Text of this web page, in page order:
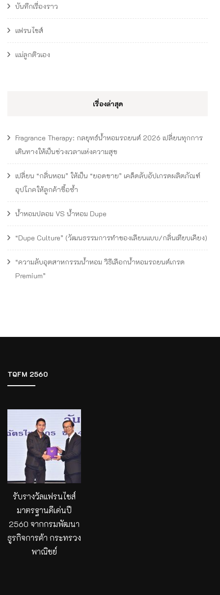
บันทึกเรื่องราว
แฟรนไชส์
แม่ลูกติวเอง
เรื่องล่าสุด
Fragrance Therapy: กลยุทธ์น้ำหอมรถยนต์ 2026 เปลี่ยนทุกการ
เดินทางให้เป็นช่วงเวลาแห่งความสุข
เปลี่ยน “กลิ่นหอม” ให้เป็น “ยอดขาย” เคล็ดลับอัปเกรดผลิตภัณฑ์
อุปโภคให้ลูกค้าซื้อซ้ำ
น้ำหอมปลอม VS น้ำหอม Dupe
“Dupe Culture” (วัฒนธรรมการทำของเลียนแบบ/กลิ่นเทียบเคียง)
“ความลับอุตสาหกรรมน้ำหอม วิธีเลือกน้ำหอมรถยนต์เกรด
Premium”
TQFM 2560
รับรางวัลแฟรนไชส์
มาตรฐานดีเด่นปี
2560 จากกรมพัฒนา
ธูรกิจการค้า กระทรวง
พาณิชย์